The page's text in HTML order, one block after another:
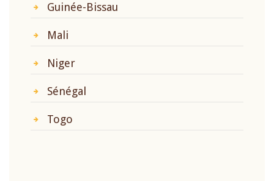
Guinée-Bissau
Mali
Niger
Sénégal
Togo